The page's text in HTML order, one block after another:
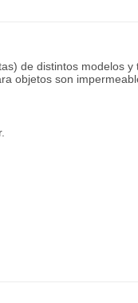
de distintos modelos y
objetos son